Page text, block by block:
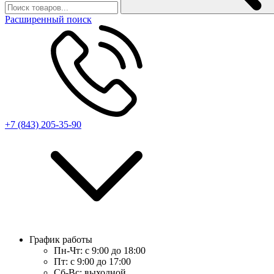
Расширенный поиск
+7 (843) 205-35-90
График работы
Пн-Чт: с 9:00 до 18:00
Пт: с 9:00 до 17:00